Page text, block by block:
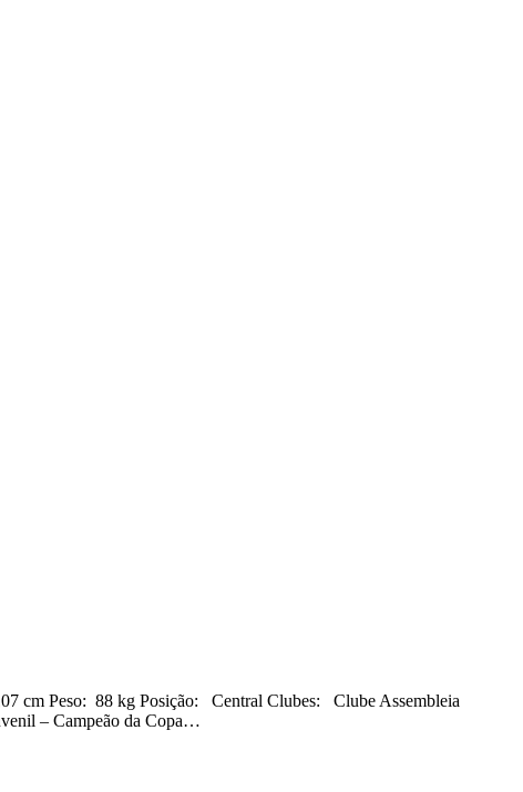
kg Posição: Central Clubes: Clube Assembleia
– Campeão da Copa…